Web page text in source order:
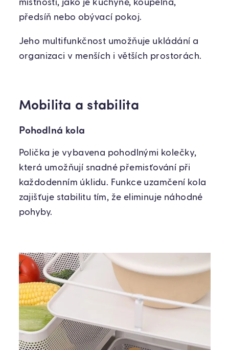
místností, jako je kuchyně, koupelna,
předsíň nebo obývací pokoj.
Jeho multifunkčnost umožňuje ukládání a
organizaci v menších i větších prostorách.
Mobilita a stabilita
Pohodlná kola
Polička je vybavena pohodlnými kolečky,
která umožňují snadné přemisťování při
každodenním úklidu. Funkce uzamčení kola
zajišťuje stabilitu tím, že eliminuje náhodné
pohyby.